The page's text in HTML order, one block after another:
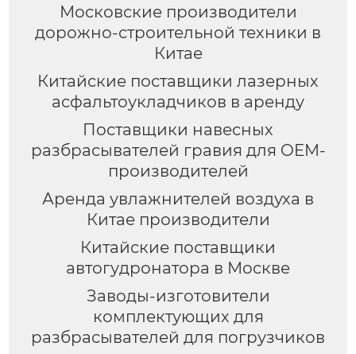
Московские производители
дорожно-строительной техники в
Китае
Китайские поставщики лазерных
асфальтоукладчиков в аренду
Поставщики навесных
разбрасывателей гравия для OEM-
производителей
Аренда увлажнителей воздуха в
Китае производители
Китайские поставщики
автогудронатора в Москве
Заводы-изготовители
комплектующих для
разбрасывателей для погрузчиков